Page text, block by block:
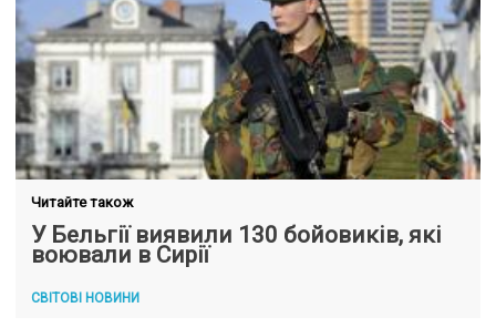
Читайте також
У Бельгії виявили 130 бойовиків, які
воювали в Сирії
СВІТОВІ НОВИНИ